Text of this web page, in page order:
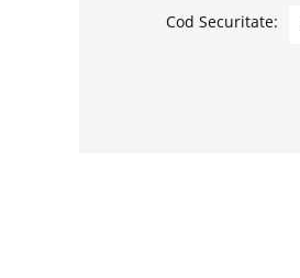
Cod Securitate: